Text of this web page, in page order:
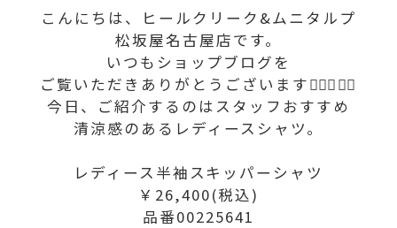
こんにちは、ヒールクリーク&ムニタルプ
松坂屋名古屋店です。
いつもショップブログを
ご覧いただきありがとうございます🏌🏻‍♀️🏌🏻
今日、ご紹介するのはスタッフおすすめ
清涼感のあるレディースシャツ。
レディース半袖スキッパーシャツ
￥26,400(税込)
品番00225641